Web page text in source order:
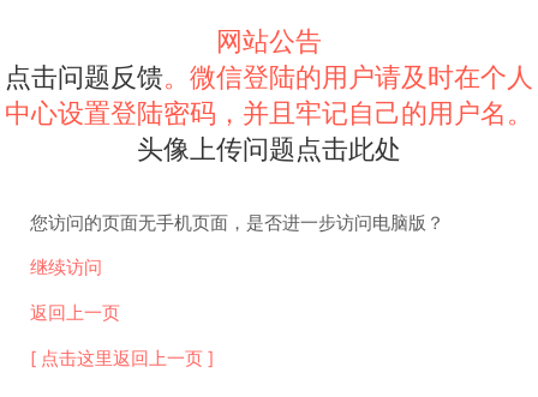
网站公告
点击问题反馈。微信登陆的用户请及时在个人
中心设置登陆密码，并且牢记自己的用户名。
头像上传问题点击此处
您访问的页面无手机页面，是否进一步访问电脑版？
继续访问
返回上一页
[ 点击这里返回上一页 ]